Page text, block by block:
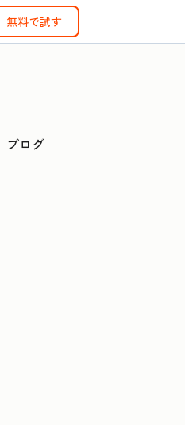
無料で試す
ブログ